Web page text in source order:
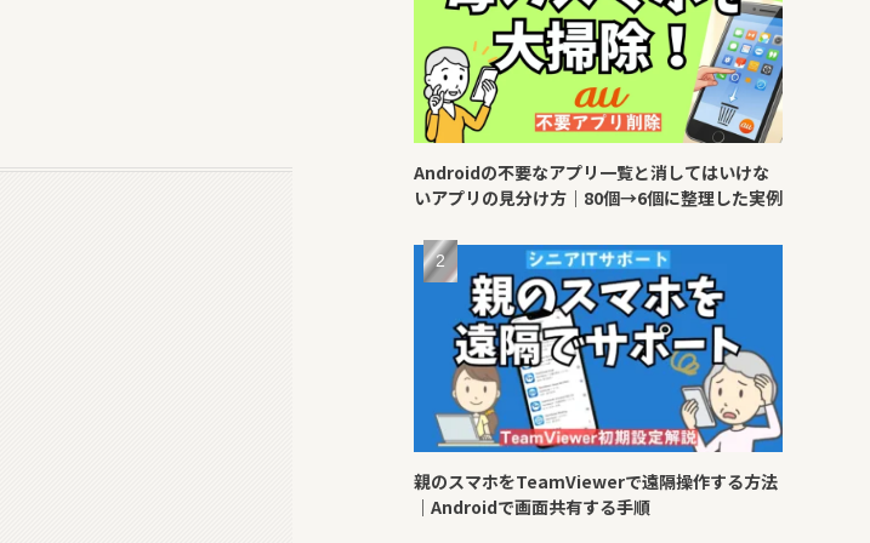
Androidの不要なアプリ一覧と消してはいけな
いアプリの見分け方｜80個→6個に整理した実例
親のスマホをTeamViewerで遠隔操作する方法
｜Androidで画面共有する手順